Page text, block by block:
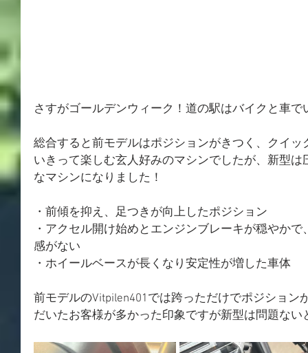
さすがゴールデンウィーク！道の駅はバイクと車で
総合すると前モデルはポジションがきつく、クイ
いきって楽しむ玄人好みのマシンでしたが、新型
なマシンになりました！
・前傾を抑え、足つきが向上したポジション
・アクセル開け始めとエンジンブレーキが穏やか
感がない
・ホイールベースが長くなり安定性が増した車体
前モデルのVitpilen401では跨っただけでポジション
だいたお客様が多かった印象ですが新型は問題ない